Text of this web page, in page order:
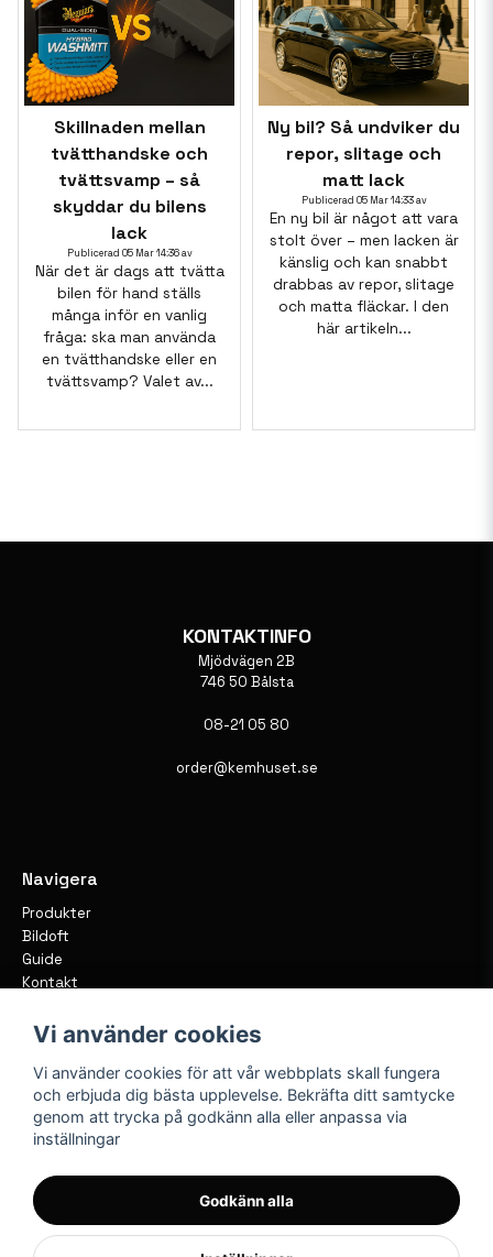
Skillnaden mellan
tvätthandske och
tvättsvamp – så
skyddar du bilens
lack
Publicerad 05 Mar 14:36 av
När det är dags att tvätta
bilen för hand ställs
många inför en vanlig
fråga: ska man använda
en tvätthandske eller en
tvättsvamp? Valet av...
Ny bil? Så undviker du
repor, slitage och
matt lack
Publicerad 05 Mar 14:33 av
En ny bil är något att vara
stolt över – men lacken är
känslig och kan snabbt
drabbas av repor, slitage
och matta fläckar. I den
här artikeln...
Navigera
Produkter
Bildoft
Guide
Kontakt
KONTAKTINFO
Mjödvägen 2B
746 50 Bålsta
08-21 05 80
order@kemhuset.se
Vi använder cookies
Vi använder cookies för att vår webbplats skall fungera
och erbjuda dig bästa upplevelse. Bekräfta ditt samtycke
genom att trycka på godkänn alla eller anpassa via
inställningar
Godkänn alla